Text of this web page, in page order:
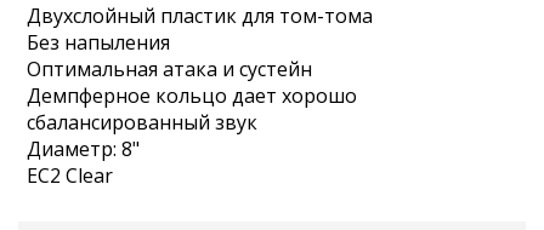
Двухслойный пластик для том-тома
Без напыления
Оптимальная атака и сустейн
Демпферное кольцо дает хорошо
сбалансированный звук
Диаметр: 8"
EC2 Clear